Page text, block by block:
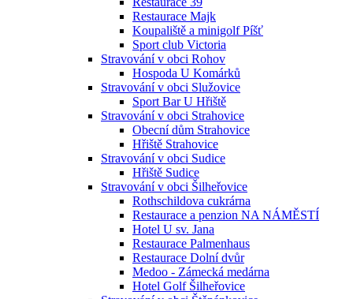
Restaurace Majk
Koupaliště a minigolf Píšť
Sport club Victoria
Stravování v obci Rohov
Hospoda U Komárků
Stravování v obci Služovice
Sport Bar U Hřiště
Stravování v obci Strahovice
Obecní dům Strahovice
Hřiště Strahovice
Stravování v obci Sudice
Hřiště Sudice
Stravování v obci Šilheřovice
Rothschildova cukrárna
Restaurace a penzion NA NÁMĚSTÍ
Hotel U sv. Jana
Restaurace Palmenhaus
Restaurace Dolní dvůr
Medoo - Zámecká medárna
Hotel Golf Šilheřovice